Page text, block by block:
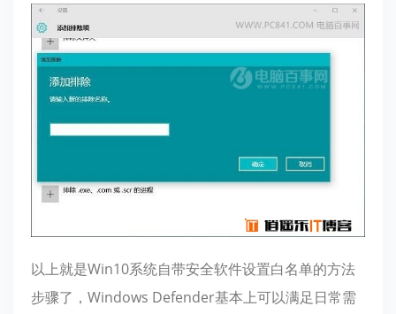
以上就是Win10系统自带安全软件设置白名单的方法
步骤了，Windows Defender基本上可以满足日常需